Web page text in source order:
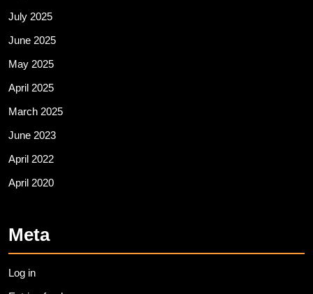
July 2025
June 2025
May 2025
April 2025
March 2025
June 2023
April 2022
April 2020
Meta
Log in